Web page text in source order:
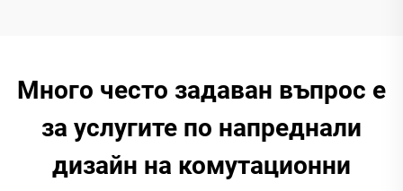
Много често задаван въпрос е
за услугите по напреднали
дизайн на комутационни